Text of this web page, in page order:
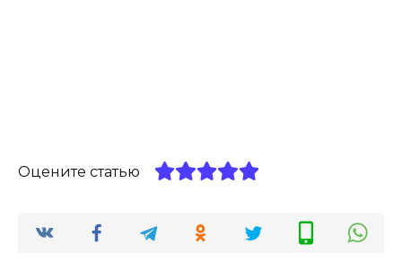
Оцените статью